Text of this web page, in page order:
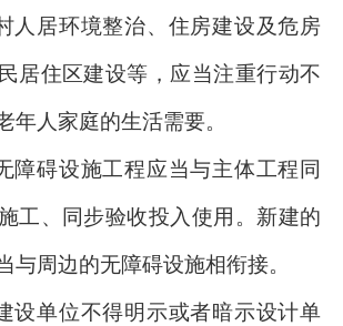
人居环境整治、住房建设及危房
居住区建设等，应当注重行动不
年人家庭的生活需要。
障碍设施工程应当与主体工程同
工、同步验收投入使用。新建的
与周边的无障碍设施相衔接。
设单位不得明示或者暗示设计单